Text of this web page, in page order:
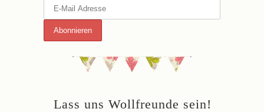
Lass uns Wollfreunde sein!